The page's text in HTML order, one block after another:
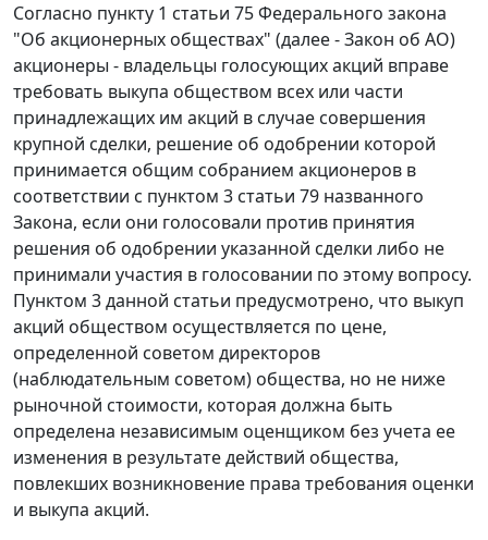
Согласно пункту 1 статьи 75 Федерального закона
"Об акционерных обществах" (далее - Закон об АО)
акционеры - владельцы голосующих акций вправе
требовать выкупа обществом всех или части
принадлежащих им акций в случае совершения
крупной сделки, решение об одобрении которой
принимается общим собранием акционеров в
соответствии с пунктом 3 статьи 79 названного
Закона, если они голосовали против принятия
решения об одобрении указанной сделки либо не
принимали участия в голосовании по этому вопросу.
Пунктом 3 данной статьи предусмотрено, что выкуп
акций обществом осуществляется по цене,
определенной советом директоров
(наблюдательным советом) общества, но не ниже
рыночной стоимости, которая должна быть
определена независимым оценщиком без учета ее
изменения в результате действий общества,
повлекших возникновение права требования оценки
и выкупа акций.